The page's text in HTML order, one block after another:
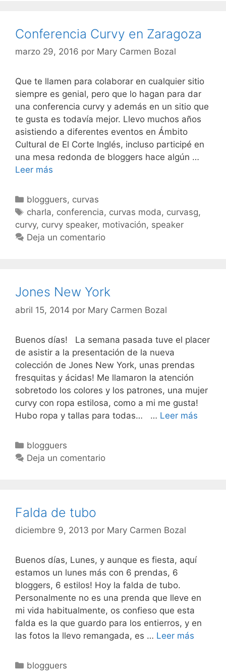
Conferencia Curvy en Zaragoza
marzo 29, 2016 por Mary Carmen Bozal
Que te llamen para colaborar en cualquier sitio
siempre es genial, pero que lo hagan para dar
una conferencia curvy y además en un sitio que
te gusta es todavía mejor. Llevo muchos años
asistiendo a diferentes eventos en Ámbito
Cultural de El Corte Inglés, incluso participé en
una mesa redonda de bloggers hace algún …
Leer más
Zaragoza
Categorías
blogguers, curvas
Etiquetas
charla, conferencia, curvas moda, curvasg,
curvy, curvy speaker, motivación, speaker
Deja un comentario
Jones New York
abril 15, 2014 por Mary Carmen Bozal
Buenos días! La semana pasada tuve el placer
de asistir a la presentación de la nueva
colección de Jones New York, unas prendas
fresquitas y ácidas! Me llamaron la atención
sobretodo los colores y los patrones, una mujer
curvy con ropa estilosa, como a mi me gusta!
Hubo ropa y tallas para todas… … Leer más
Categorías
blogguers
Deja un comentario
Falda de tubo
diciembre 9, 2013 por Mary Carmen Bozal
Buenos días, Lunes, y aunque es fiesta, aquí
estamos un lunes más con 6 prendas, 6
bloggers, 6 estilos! Hoy la falda de tubo.
Personalmente no es una prenda que lleve en
mi vida habitualmente, os confieso que esta
falda es la que guardo para los entierros, y en
las fotos la llevo remangada, es … Leer más
Categorías
blogguers